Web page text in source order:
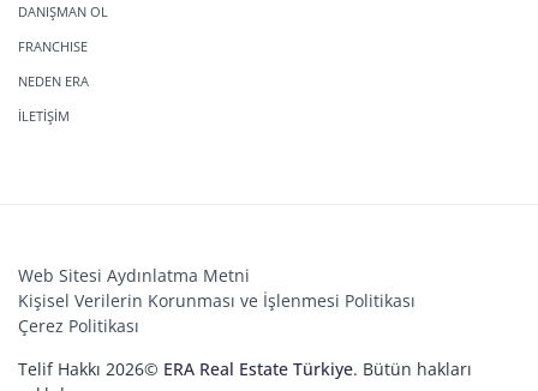
DANIŞMAN OL
FRANCHISE
NEDEN ERA
İLETİŞİM
Web Sitesi Aydınlatma Metni
Kişisel Verilerin Korunması ve İşlenmesi Politikası
Çerez Politikası
Telif Hakkı 2026© ERA Real Estate Türkiye. Bütün hakları